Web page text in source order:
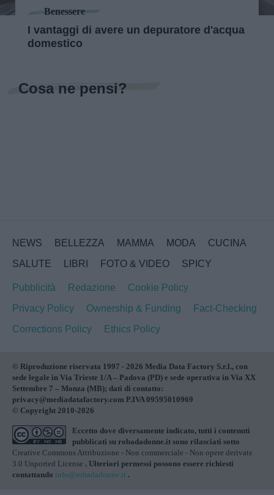
Benessere
I vantaggi di avere un depuratore d'acqua
domestico
Cosa ne pensi?
NEWS BELLEZZA MAMMA MODA
CUCINA
SALUTE
LIBRI FOTO & VIDEO SPICY
Pubblicità Redazione
Cookie Policy
Privacy Policy
Ownership & Funding
Fact-Checking
Corrections Policy
Ethics Policy
© Riproduzione riservata 1997 - 2026 Media Data Factory S.r.l., con
sede legale in Via Trieste 1/A – Padova (PD) e sede operativa in Via XX
Settembre 7 – Monza (MB); dati di contatto:
privacy@mediadatafactory.com P.IVA 09595010969
© Copyright 2010-2026
Eccetto dove diversamente indicato, tutti i contenuti
pubblicati su robadadonne.it sono rilasciati sotto
Creative Commons Attribuzione - Non commerciale - Non opere derivate
3.0 Unported License . Ulteriori permessi possono essere richiesti
contattando info@robadadonne.it .